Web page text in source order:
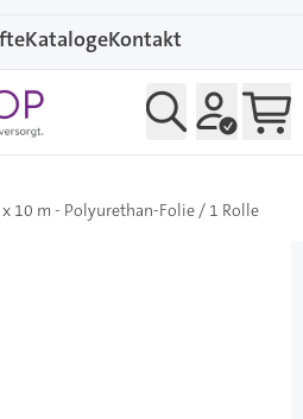
KatalogeKontakt
10 m - Polyurethan-Folie / 1 Rolle